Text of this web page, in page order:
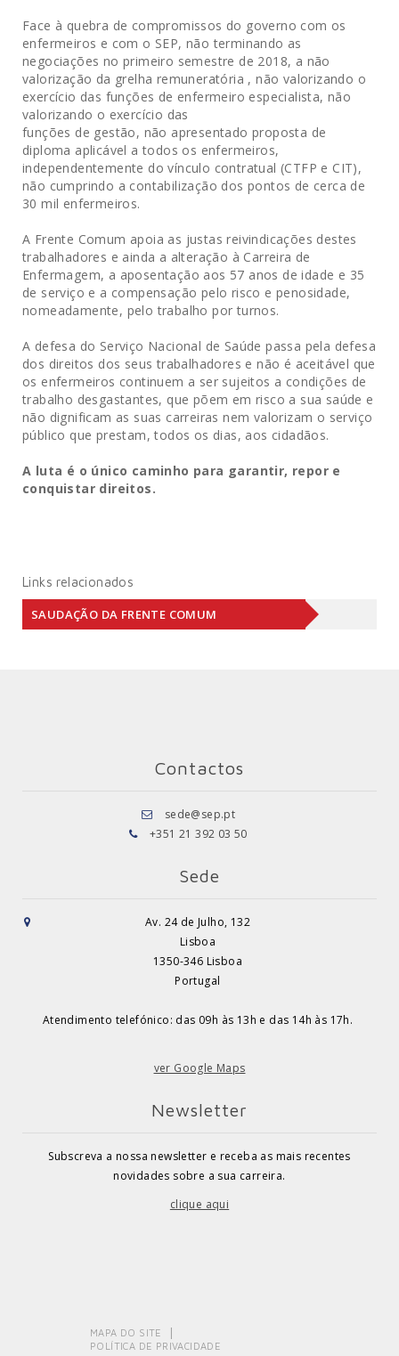
Face à quebra de compromissos do governo com os
enfermeiros e com o SEP, não terminando as
negociações no primeiro semestre de 2018, a não
valorização da grelha remuneratória , não valorizando o
exercício das funções de enfermeiro especialista, não
valorizando o exercício das
funções de gestão, não apresentado proposta de
diploma aplicável a todos os enfermeiros,
independentemente do vínculo contratual (CTFP e CIT),
não cumprindo a contabilização dos pontos de cerca de
30 mil enfermeiros.
A Frente Comum apoia as justas reivindicações destes
trabalhadores e ainda a alteração à Carreira de
Enfermagem, a aposentação aos 57 anos de idade e 35
de serviço e a compensação pelo risco e penosidade,
nomeadamente, pelo trabalho por turnos.
A defesa do Serviço Nacional de Saúde passa pela defesa
dos direitos dos seus trabalhadores e não é aceitável que
os enfermeiros continuem a ser sujeitos a condições de
trabalho desgastantes, que põem em risco a sua saúde e
não dignificam as suas carreiras nem valorizam o serviço
público que prestam, todos os dias, aos cidadãos.
A luta é o único caminho para garantir, repor e
conquistar direitos.
Links relacionados
SAUDAÇÃO DA FRENTE COMUM
Contactos
sede@sep.pt
+351 21 392 03 50
Sede
Av. 24 de Julho, 132
Lisboa
1350-346 Lisboa
Portugal
Atendimento telefónico: das 09h às 13h e das 14h às 17h.
ver Google Maps
Newsletter
Subscreva a nossa newsletter e receba as mais recentes
novidades sobre a sua carreira.
clique aqui
MAPA DO SITE
POLÍTICA DE PRIVACIDADE